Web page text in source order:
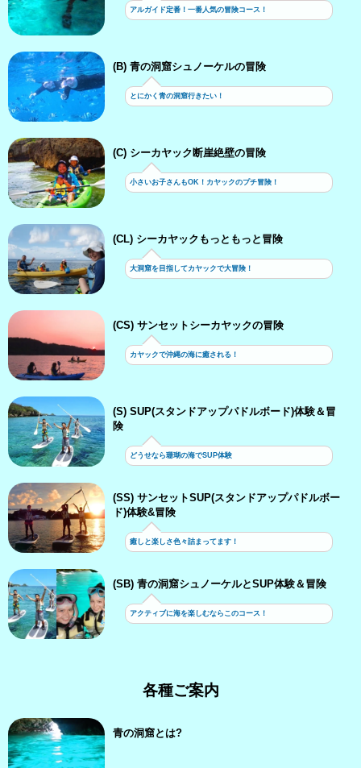
アルガイド定番！一番人気の冒険コース！
(B) 青の洞窟シュノーケルの冒険
とにかく青の洞窟行きたい！
(C) シーカヤック断崖絶壁の冒険
小さいお子さんもOK！カヤックのプチ冒険！
(CL) シーカヤックもっともっと冒険
大洞窟を目指してカヤックで大冒険！
(CS) サンセットシーカヤックの冒険
カヤックで沖縄の海に癒される！
(S) SUP(スタンドアップパドルボード)体験＆冒
険
どうせなら珊瑚の海でSUP体験
(SS) サンセットSUP(スタンドアップパドルボー
ド)体験&冒険
癒しと楽しさ色々詰まってます！
(SB) 青の洞窟シュノーケルとSUP体験＆冒険
アクティブに海を楽しむならこのコース！
各種ご案内
青の洞窟とは?